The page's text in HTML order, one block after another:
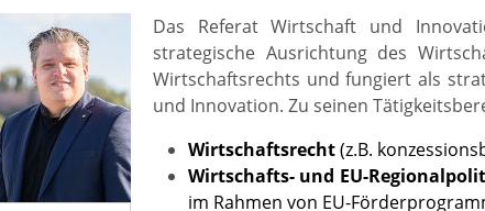
Das Referat Wirtschaft und
strategische Ausrichtung des
Wirtschaftsrechts und fungiert als
und Innovation. Zu seinen
Wirtschaftsrecht(z.B.
Wirtschafts- und EU-
im Rahmen von EU-